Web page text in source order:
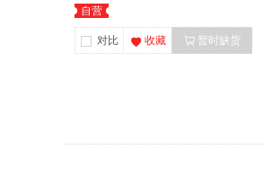
自营
对比 收藏 暂时缺货